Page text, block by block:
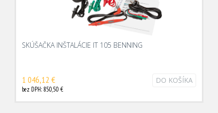
SKÚŠAČKA INŠTALÁCIE IT 105 BENNING
1 046,12 €
bez DPH: 850,50 €
DO KOŠÍKA